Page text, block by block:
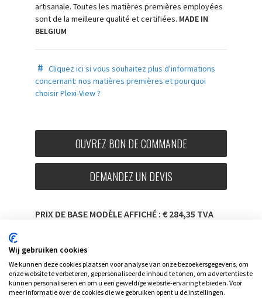
artisanale. Toutes les matières premières employées
sont de la meilleure qualité et certifiées. MADE IN
BELGIUM
# Cliquez ici si vous souhaitez plus d'informations
concernant: nos matières premières et pourquoi
choisir Plexi-View?
OUVREZ BON DE COMMANDE
DEMANDEZ UN DEVIS
PRIX DE BASE MODÈLE AFFICHÉ : € 284,35 TVA
Wij gebruiken cookies
We kunnen deze cookies plaatsen voor analyse van onze bezoekersgegevens, om
onze website te verbeteren, gepersonaliseerde inhoud te tonen, om advertenties te
kunnen personaliseren en om u een geweldige website-ervaring te bieden. Voor
meer informatie over de cookies die we gebruiken opent u de instellingen.